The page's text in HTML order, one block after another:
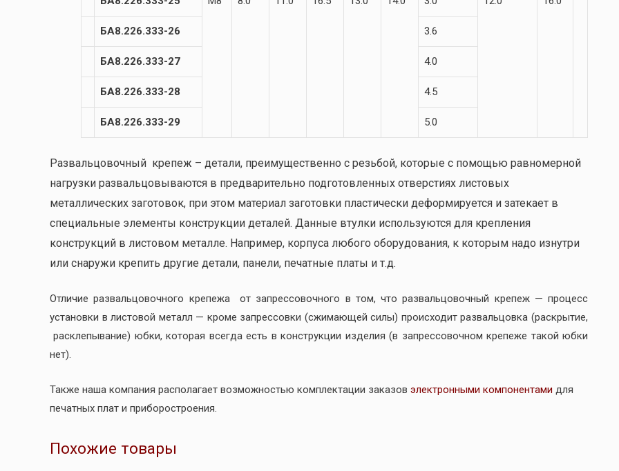
БА8.226.333-26 3.6
БА8.226.333-27 4.0
БА8.226.333-28 4.5
БА8.226.333-29 5.0
Развальцовочный крепеж – детали, преимущественно с резьбой, которые с помощью равномерной
нагрузки развальцовываются в предварительно подготовленных отверстиях листовых
металлических заготовок, при этом материал заготовки пластически деформируется и затекает в
специальные элементы конструкции деталей. Данные втулки используются для крепления
конструкций в листовом металле. Например, корпуса любого оборудования, к которым надо изнутри
или снаружи крепить другие детали, панели, печатные платы и т.д.
Отличие развальцовочного крепежа от запрессовочного в том, что развальцовочный крепеж — процесс
установки в листовой металл — кроме запрессовки (сжимающей силы) происходит развальцовка (раскрытие,
расклепывание) юбки, которая всегда есть в конструкции изделия (в запрессовочном крепеже такой юбки
нет).
Также наша компания располагает возможностью комплектации заказов электронными компонентами для
печатных плат и приборостроения.
Похожие товары